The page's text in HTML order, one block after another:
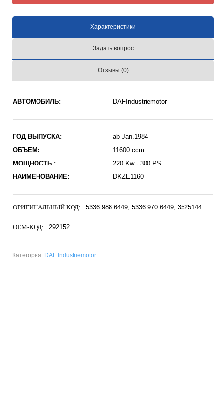
Характеристики
Задать вопрос
Отзывы (0)
АВТОМОБИЛЬ: DAFIndustriemotor
ГОД ВЫПУСКА:
ab Jan.1984
ОБЪЕМ:
11600 ccm
МОЩНОСТЬ :
220 Kw - 300 PS
НАИМЕНОВАНИЕ:
DKZE1160
ОРИГИНАЛЬНЫЙ КОД: 5336 988 6449 5336 970 6449 3525144
OEM-КОД: 292152
Категория: DAF Industriemotor